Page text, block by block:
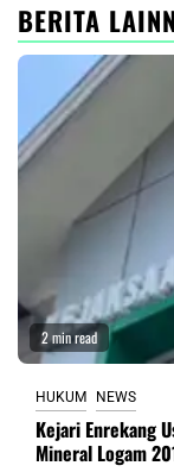
BERITA
2 min read
HUKUM NEWS
Kejari Enrekang
Mineral Logam